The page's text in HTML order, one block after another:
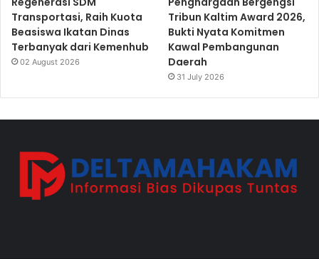
Transportasi, Raih Kuota
Beasiswa Ikatan Dinas
Terbanyak dari Kemenhub
02 August 2026
Tribun Kaltim Award 2026,
Bukti Nyata Komitmen
Kawal Pembangunan
Daerah
31 July 2026